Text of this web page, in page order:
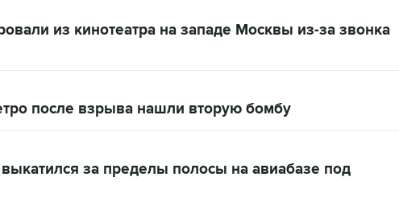
из кинотеатра на западе Москвы из-за звонка
после взрыва нашли вторую бомбу
за пределы полосы на авиабазе под